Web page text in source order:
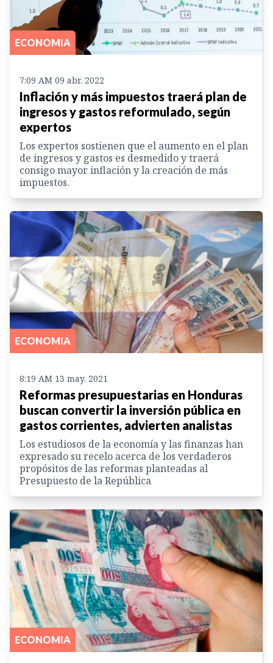
ECONOMIA
7:09 AM 09 abr. 2022
Inflación y más impuestos traerá plan de
ingresos y gastos reformulado, según
expertos
Los expertos sostienen que el aumento en el plan
de ingresos y gastos es desmedido y traerá
consigo mayor inflación y la creación de más
impuestos.
ECONOMIA
8:19 AM 13 may. 2021
Reformas presupuestarias en Honduras
buscan convertir la inversión pública en
gastos corrientes, advierten analistas
Los estudiosos de la economía y las finanzas han
expresado su recelo acerca de los verdaderos
propósitos de las reformas planteadas al
Presupuesto de la República
ECONOMIA